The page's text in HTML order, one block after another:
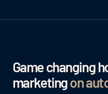
Game changing
marketingon